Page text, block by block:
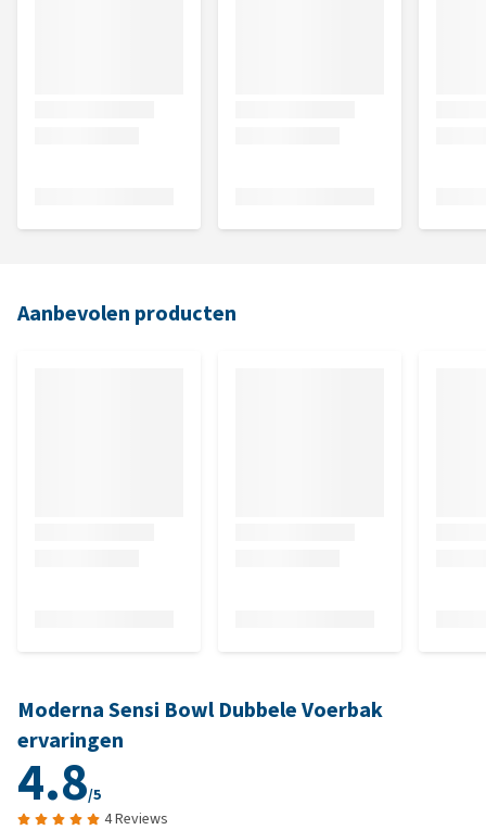
Aanbevolen producten
Moderna Sensi Bowl Dubbele Voerbak
ervaringen
4.8/5
4 Reviews